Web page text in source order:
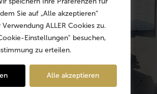
Sie auf „Alle akzeptieren“
ALLER Cookies zu.
Einstellungen" besuchen,
zu erteilen.
Alle akzeptieren
20, D-90602
– Part of the